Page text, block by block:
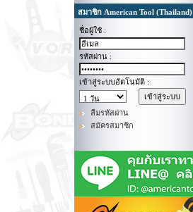
สมาชิก American Tool (Thailand)
ชื่อผู้ใช้ :
รหัสผ่าน :
เข้าสู่ระบบอัตโนมัติ :
ลืมรหัสผ่าน
สมัครสมาชิก